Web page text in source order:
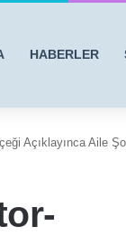
HABERLER
Açıklayınca Aile